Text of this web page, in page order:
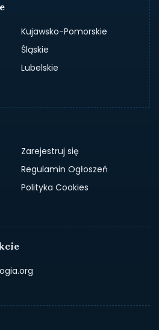
Kujawsko-Pomorskie
Śląskie
Lubelskie
Zarejestruj się
Regulamin Ogłoszeń
Polityka Cookies